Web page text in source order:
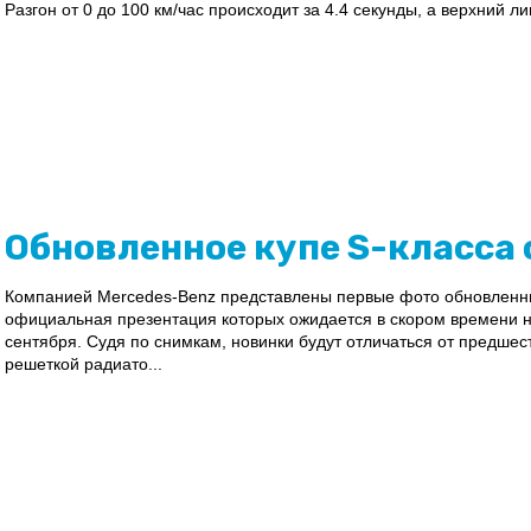
Разгон от 0 до 100 км/час происходит за 4.4 секунды, а верхний
Обновленное купе S-класса
Компанией Mercedes-Benz представлены первые фото
официальная презентация которых ожидается в скором времени
сентября. Судя по снимкам, новинки будут отличаться от
решеткой радиато...